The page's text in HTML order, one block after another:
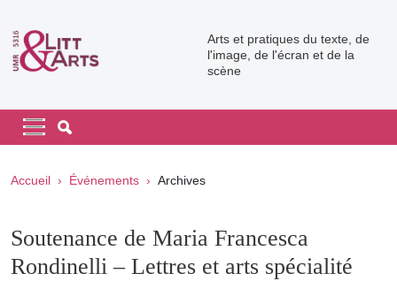
Arts et pratiques du texte, de
l'image, de l'écran et de la
scène
Navigation principale
Navigation principale mobile
Fil d'Ariane
Accueil Événements Archives
Soutenance de Maria Francesca
Rondinelli – Lettres et arts spécialité